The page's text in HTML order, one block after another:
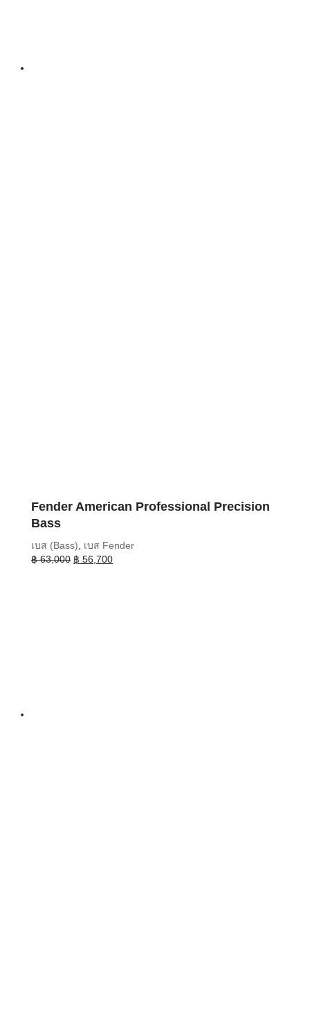
Fender American Professional Precision
Bass
เบส (Bass)
เบส Fender
฿63,000 Original
฿ 56,700Current